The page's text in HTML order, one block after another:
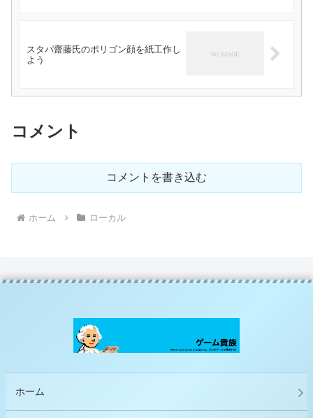
スタパ齋藤氏のポリゴン顔を紙工作し
よう
コメント
コメントを書き込む
ホーム ローカル
ホーム